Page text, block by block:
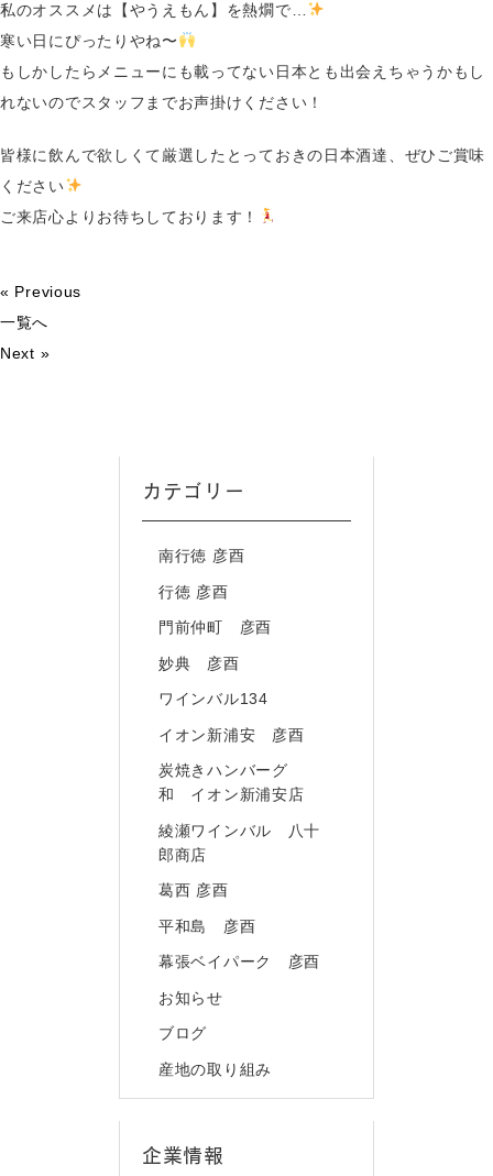
私のオススメは【やうえもん】を熱燗で…
寒い日にぴったりやね〜
もしかしたらメニューにも載ってない日本とも出会えちゃうかもし
れないのでスタッフまでお声掛けください！
皆様に飲んで欲しくて厳選したとっておきの日本酒達、ぜひご賞味
ください
ご来店心よりお待ちしております！
« Previous
一覧へ
Next »
カテゴリー
南行徳 彦酉
行徳 彦酉
門前仲町 彦酉
妙典 彦酉
ワインバル134
イオン新浦安 彦酉
炭焼きハンバーグ
和 イオン新浦安店
綾瀬ワインバル 八十
郎商店
葛西 彦酉
平和島 彦酉
幕張ベイパーク 彦酉
お知らせ
ブログ
産地の取り組み
企業情報